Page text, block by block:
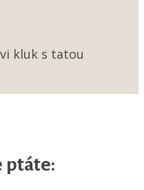
ptáte: